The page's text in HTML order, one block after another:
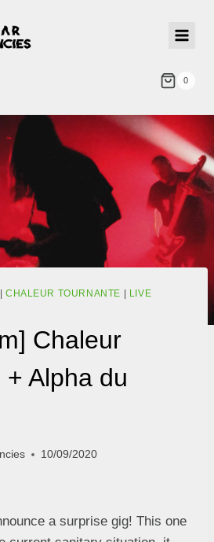
0
| CHALEUR TOURNANTE | LIVE
Chaleur
Alpha du
10/09/2020
a surprise gig! This one